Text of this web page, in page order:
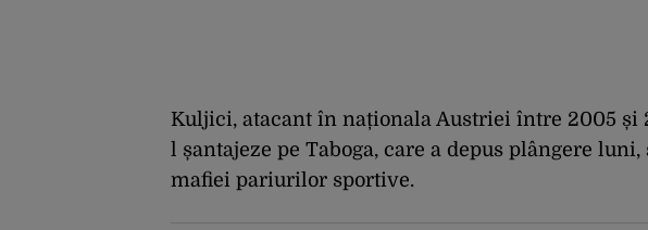
Kuljici, atacant în naționala Austriei între 2005 și
l șantajeze pe Taboga, care a depus plângere
mafiei pariurilor sportive.